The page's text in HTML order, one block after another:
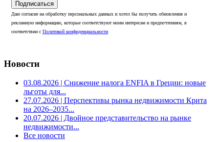
Подписаться
Даю согласие на обработку персональных данных и хотел бы получать обновления и
рекламную информацию, которые соответствуют моим интересам и предпочтениям, в
соответствии с Политикой конфиденциальности
Новости
03.08.2026 | Снижение налога ENFIA в Греции: новые
льготы для...
27.07.2026 | Перспективы рынка недвижимости Крита
на 2026–2035...
20.07.2026 | Двойное представительство на рынке
недвижимости...
Все новости